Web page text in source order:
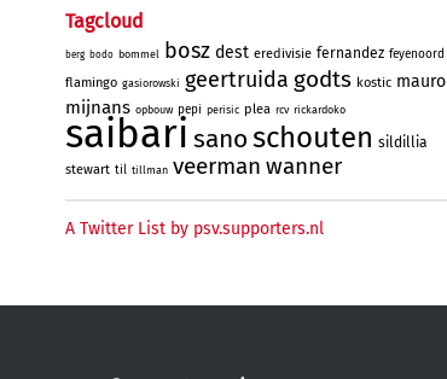
Tagcloud
berg bodo bommel bosz dest eredivisie fernandez feyenoord
flamingo gasiorowski geertruida godts kostic mauro
mijnans opbouw pepi perisic plea rcv rickardoko
saibari sanoschouten sildillia
stewart til tillman veerman wanner
A Twitter List by psv.supporters.nl